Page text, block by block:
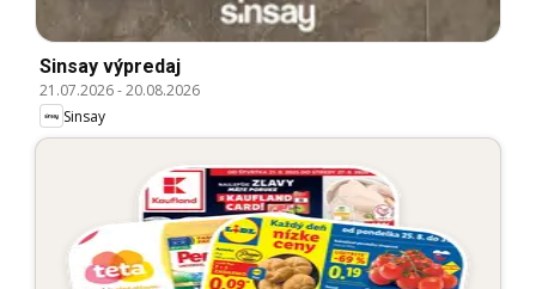
Sinsay výpredaj
21.07.2026-20.08.2026
Sinsay